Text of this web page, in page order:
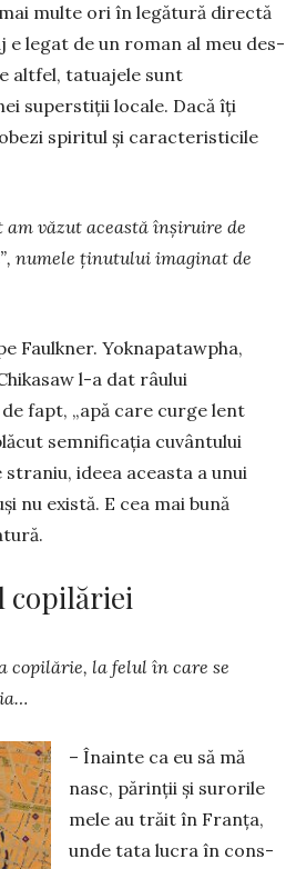
mul­te ori în legă­tură directă
e legat de un roman al meu des­
altfel, tatuajele sunt
superstiții locale. Dacă îți
spiritul și caracte­ris­ti­cile
văzut a­ceas­­tă în­șiruire de
numele ținu­tului imaginat de
Faulkner. Yoknapa­tawpha,
l-a dat râului
fapt, „apă care curge lent
semni­ficația cuvân­tu­lui
ideea aceasta a unui
nu există. E cea mai bună
copilăriei
copilărie, la felul în care se
– Înainte ca eu să mă
nasc, părinții și surorile
mele au trăit în Franța,
unde tata lucra în cons­